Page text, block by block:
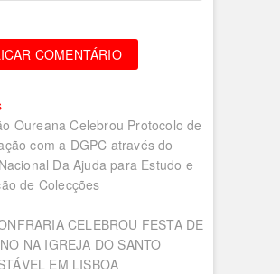
Previous
post:Oureana Celebrou Protocolo de
com a DGPC através do
Da Ajuda para Estudo e
de Colecções
CELEBROU FESTA DE
NA IGREJA DO SANTO
EM LISBOA